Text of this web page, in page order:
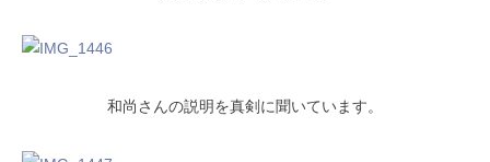
和尚さんの説明を真剣に聞いています。